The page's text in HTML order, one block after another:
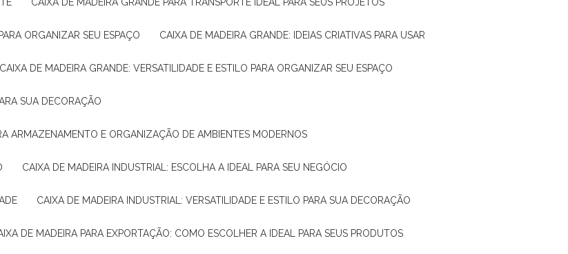
ORGANIZAR SEU ESPAÇO CAIXA DE MADEIRA GRANDE: IDEIAS CRIATIVAS PARA USAR
CAIXA DE MADEIRA GRANDE: VERSATILIDADE E ESTILO PARA ORGANIZAR SEU ESPAÇO
SUA DECORAÇÃO
ARMAZENAMENTO E ORGANIZAÇÃO DE AMBIENTES MODERNOS
CAIXA DE MADEIRA INDUSTRIAL: ESCOLHA A IDEAL PARA SEU NEGÓCIO
CAIXA DE MADEIRA INDUSTRIAL: VERSATILIDADE E ESTILO PARA SUA DECORAÇÃO
DE MADEIRA PARA EXPORTAÇÃO: COMO ESCOLHER A IDEAL PARA SEUS PRODUTOS